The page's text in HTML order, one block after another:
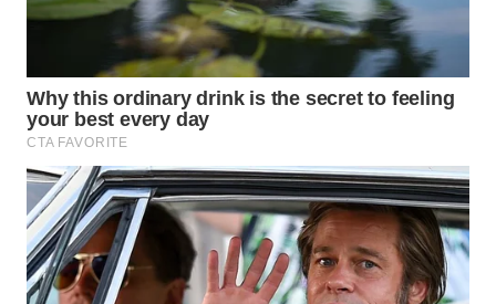
KARAWANG
BEKASI
WN
BOGOR
WN
DEPOK